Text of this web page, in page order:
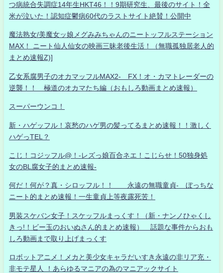
つ病統合失調症14年生HKT46！！9期研究生、最後のサイト！全
米が泣いた！認知症鬱病60代のラストサイト絶賛！公開中
魔法熟女/美魔女ッ娘メグみみちゃんのニートッフルステーション
MAX！ ニート仙人仙女の映画三昧老後生活！（無職孤独居老人的
まとめ速報Z)]
乙女系腐男子のオカマッフルMAX2- FX！オ・カマトレーダーの
逆襲！！ 極道のオカマたち編（おもしろ動画まとめ速報）
スーパーウンコ！
新・ハゲッフル！哀愁のハゲ男の髪ってるまとめ速報！！激しく
ハゲっTEL？
こじ！コジッフル@！-レズっ娘百合ネエ！こじらせ！50独身処
女のBL腐女子的まとめ速報-
何だ！何が？真・シロッフル！！ 永遠の無職童貞- ぼっちな
ニート的まとめ速報！一生童貞上等夜露死苦！
男装スケバン女子！スケッフルまっくす！（新・ナンノひゃくし
きっ!！ビー玉のおいぬさん的まとめ速報） 話題な事件からおも
しろ動画まで取り上げまっくす
ロボットアニメ！メカと美少女キャラだいすき永遠の非リア充・
非モテ星人 ！あらゆるマニアの為のマニアックサイト